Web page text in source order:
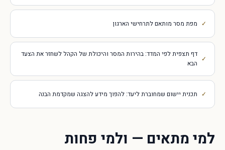
מפת מסר מותאם לתרחישי הארגון
דף תצפית לפי המדד: בהירות המסר והיכולת של הקהל לשחזר את הצעד
הבא
תכנית יישום שמחוברת ליעד: להפוך מידע להצגה שמקדמת הבנה
למי מתאים — ולמי פחות